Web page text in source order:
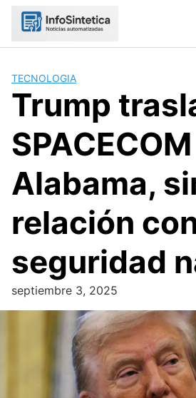
Skip
TECNOLOGIA
Trump
Alabama,
relación
seguridad
septiembre 3, 2025